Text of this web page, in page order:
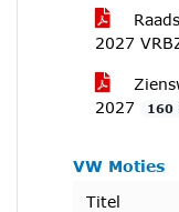
2027
2027
160
VW Moties
Titel